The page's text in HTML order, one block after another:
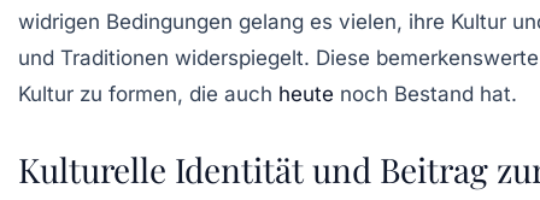
widrigen Bedingungen gelang es vielen, ihre Kultur
und Traditionen widerspiegelt. Diese
Kultur zu formen, die auch heute noch Bestand hat.
Kulturelle Identität und Beitrag